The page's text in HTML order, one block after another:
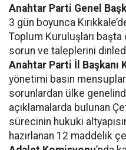
Anahtar Parti Genel
3 gün boyunca
Toplum Kuruluşları
sorun ve taleplerini
Anahtar Parti İl Başkanı
yönetimi basın
sorunlardan ülke
açıklamalarda bulunan
sürecinin hukuki
hazırlanan 12 maddelik